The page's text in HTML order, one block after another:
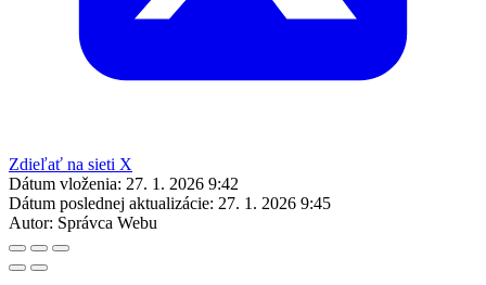
Zdieľať na sieti X
Dátum vloženia: 27. 1. 2026 9:42
Dátum poslednej aktualizácie: 27. 1. 2026 9:45
Autor: Správca Webu